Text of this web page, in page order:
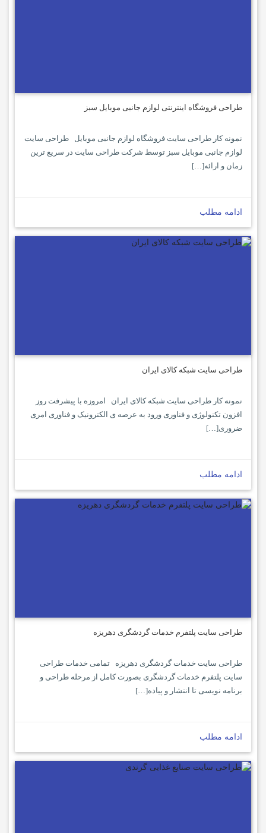
طراحی فروشگاه اینترنتی لوازم جانبی موبایل سبز
نمونه کار طراحی سایت فروشگاه لوازم جانبی موبایل طراحی سایت
لوازم جانبی موبایل سبز توسط شرکت طراحی سایت در سریع ترین
زمان و ارائه[…]
ادامه مطلب
طراحی سایت شبکه کالای ایران
نمونه کار طراحی سایت شبکه کالای ایران امروزه با پیشرفت روز
افزون تکنولوژی و فناوری ورود به عرصه ی الکترونیک و فناوری امری
ضروری[…]
ادامه مطلب
طراحی سایت پلتفرم خدمات گردشگری دهریزه
طراحی سایت خدمات گردشگری دهریزه تمامی خدمات طراحی
سایت پلتفرم خدمات گردشگری بصورت کامل از مرحله طراحی و
برنامه نویسی تا انتشار و پیاده[…]
ادامه مطلب